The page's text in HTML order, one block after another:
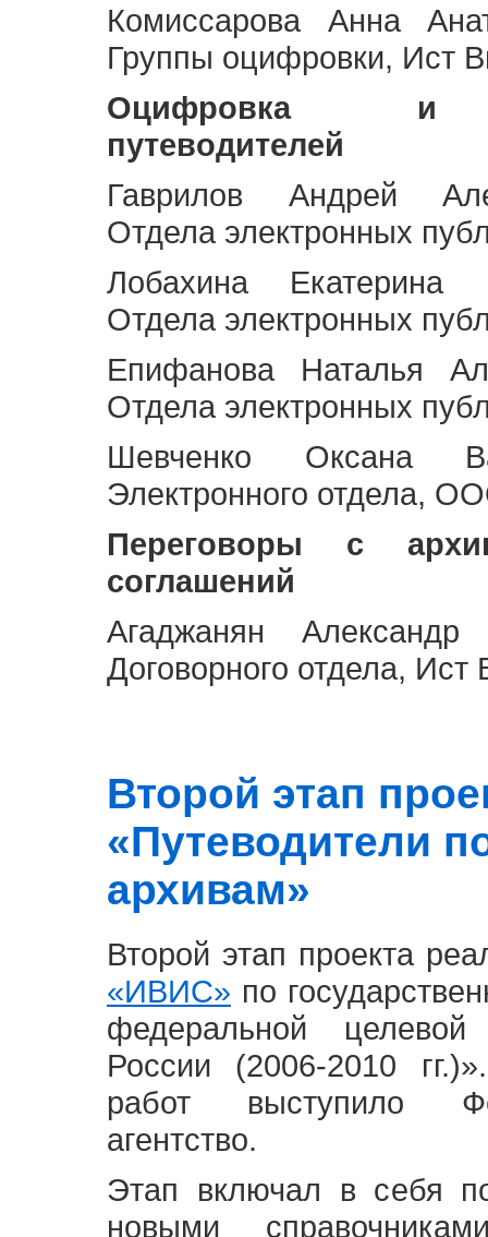
Комиссарова Анна
Группы оцифровки, Ист
Оцифровка и
путеводителей
Гаврилов Андрей
Отдела электронных
Лобахина Екатерина
Отдела электронных
Епифанова Наталья
Отдела электронных
Шевченко Оксана
Электронного отдела,
Переговоры с
соглашений
Агаджанян Александр
Договорного отдела,
Второй этап
«Путеводители
архивам»
Второй этап проекта
«ИВИС» по
федеральной
России (2006-2010
работ выступило
агентство.
Этап включал в себя
новыми